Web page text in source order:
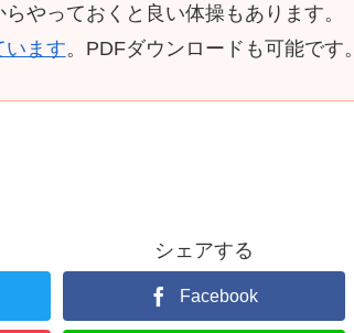
やっておくと良い体操もあります。
います。PDFダウンロードも可能です。
シェアする
Facebook